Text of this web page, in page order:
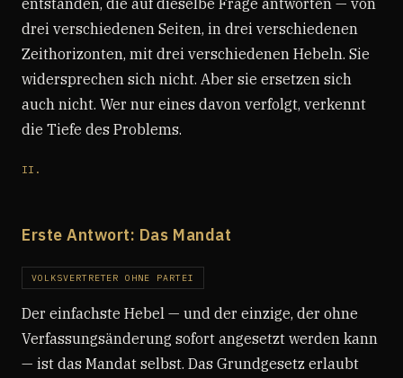
drei verschiedenen Seiten, in drei verschiedenen
Zeithorizonten, mit drei verschiedenen Hebeln. Sie
widersprechen sich nicht. Aber sie ersetzen sich
auch nicht. Wer nur eines davon verfolgt, verkennt
die Tiefe des Problems.
II.
Erste Antwort: Das Mandat
VOLKSVERTRETER OHNE PARTEI
Der einfachste Hebel — und der einzige, der ohne
Verfassungsänderung sofort angesetzt werden kann
— ist das Mandat selbst. Das Grundgesetz erlaubt